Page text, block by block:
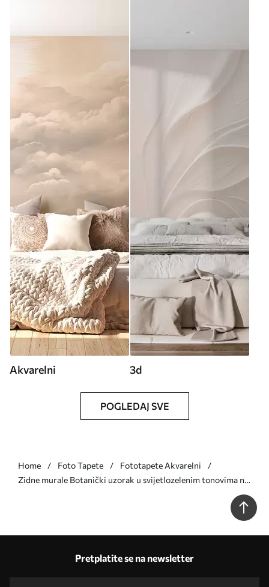
Akvarelni 3d
POGLEDAJ SVE
Home Foto Tapete
Fototapete Akvarelni
Zidne murale Botanički uzorak u svijetlozelenim tonovima na
Pretplatite se na newsletter